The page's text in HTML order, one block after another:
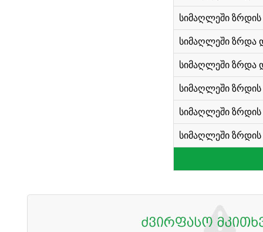
სიმაღლეში
სიმაღლეში ზრდა
სიმაღლეში ზრდა
სიმაღლეში
სიმაღლეში ზრდის
სიმაღლეში